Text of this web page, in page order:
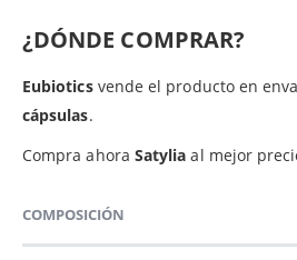
¿DÓNDE COMPRAR?
Eubioticsvende el producto en
cápsulas.
Compra ahora Satylia al mejor
COMPOSICIÓN